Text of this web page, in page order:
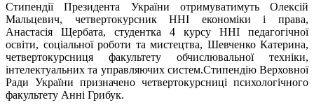
Стипендії Президента України отримуватимуть Олексій
Мальцевич, четвертокурсник ННІ економіки і права,
Анастасія Щербата, студентка 4 курсу ННІ педагогічної
освіти, соціальної роботи та мистецтва, Шевченко Катерина,
четвертокурсниця факультету обчислювальної техніки,
інтелектуальних та управляючих систем.Стипендію Верховної
Ради України призначено четвертокурсниці психологічного
факультету Анні Грибук.